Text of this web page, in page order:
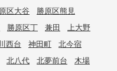
区大谷
勝原区熊見
勝原区丁 兼田
上大野
川西台 神田町
北今宿
北八代 北夢前台 木場